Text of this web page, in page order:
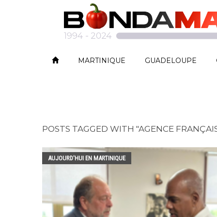
MARTINIQUE GUADELOUPE
POSTS TAGGED WITH "AGENCE
AUJOURD'HUI EN MARTINIQUE